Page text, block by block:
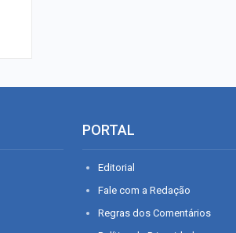
PORTAL
Editorial
Fale com a Redação
Regras dos Comentários